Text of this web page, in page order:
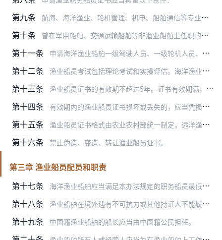
第九条 航海、海洋渔业、轮机管理、机电、船舶通信等专业的院校毕业生申请渔业职务船员证书，具备本办法第八条规定的健康及任职资历条件的，可申请考核。经考核合格，按以下规定分…
第十条 曾在军用船舶、交通运输船舶等非渔业船舶上任职的船员申请渔业船员证书，应当参加考核。经考核合格，由渔政渔港监督管理机构换发相应的渔业普通船员证书或渔业职务船员证书…
第十一条 申请海洋渔业船舶一级驾驶人员、一级轮机人员、电机员、无线电操作员证书以及远洋渔业职务船员证书的，由省级以上渔政渔港监督管理机构组织考试、考核、发证；其他渔业船员…
第十二条 渔业船员考试包括理论考试和实操评估。海洋渔业船员考试大纲由农业农村部统一制定并公布。内陆渔业船员考试大纲由省级渔政渔港监督管理机构根据本辖区的具体情况制定并公布…
第十三条 渔业船员证书的有效期不超过5年。证书有效期满，持证人需要继续从事相应工作的，应当向有相应管理权限的渔政渔港监督管理机构申请换发证书。渔政渔港监督管理机构可以根据…
第十四条 有效期内的渔业船员证书损坏或丢失的，应当凭损坏的证书原件或在原发证机关所在地报纸刊登的遗失声明，向原发证机关申请补发。补发的渔业船员证书有效期应当与原证书有效期…
第十五条 渔业船员证书格式由农业农村部统一制定。远洋渔业职务船员证书由农业农村部印制；其他渔业船员证书由省级渔政渔港监督管理机构印制。
第十六条 禁止伪造、变造、转让渔业船员证书。
第三章 渔业船员配员和职责
第十七条
海洋渔业船舶应当满足本办法规定的职务船员最低配员标准（附件4）。内陆渔业船舶船员最低配员标准由各省级人民政府渔业主管部门根据本地情况制定，报农业农村部备案。
第十八条 渔业船舶在境外遇有不可抗力或其他持证人不能履行职务的特殊情况，导致无法满足本办法规定的职务船员最低配员标准时，具备以下条件的船员，可以由船舶所有人或经营人向船籍…
第十九条 中国籍渔业船舶的船长应当由中国籍公民担任。